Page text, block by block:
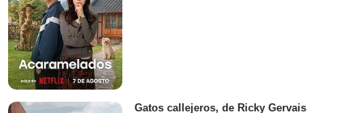
Gatos callejeros, de Ricky Gervais